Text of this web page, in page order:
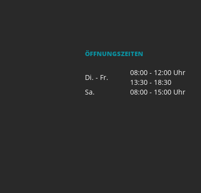
ÖFFNUNGSZEITEN
Di. - Fr.
08:00 - 12:00 Uhr
13:30 - 18:30
Sa.
08:00 - 15:00 Uhr